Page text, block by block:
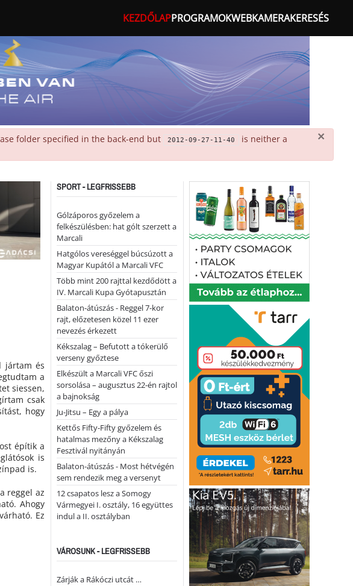
KEZDŐLAPPROGRAMOKWEBKAMERAKERESÉS
×
folder specified in the back-end but 2012-09-27-11-40
is neither a
jártam és
a
siessen,
csak
hogy
építik a
is
is.
reggel az
Ahogy
Ez
SPORT - LEGFRISSEBB
Gólzáporos győzelem a
felkészülésben: hat gólt szerzett a
Marcali
Hatgólos vereséggel búcsúzott a
Magyar Kupától a Marcali VFC
Több mint 200 rajttal kezdődött a
IV. Marcali Kupa Gyótapusztán
Balaton-átúszás - Reggel 7-kor
rajt, előzetesen közel 11 ezer
nevezés érkezett
Kékszalag – Befutott a tókerülő
verseny győztese
Elkészült a Marcali VFC őszi
sorsolása – augusztus 22-én rajtol
a bajnokság
Ju-Jitsu – Egy a pálya
Kettős Fifty-Fifty győzelem és
hatalmas mezőny a Kékszalag
Fesztivál nyitányán
Balaton-átúszás - Most hétvégén
sem rendezik meg a versenyt
12 csapatos lesz a Somogy
Vármegyei I. osztály, 16 együttes
indul a II. osztályban
VÁROSUNK - LEGFRISSEBB
Zárják a Rákóczi utcát …